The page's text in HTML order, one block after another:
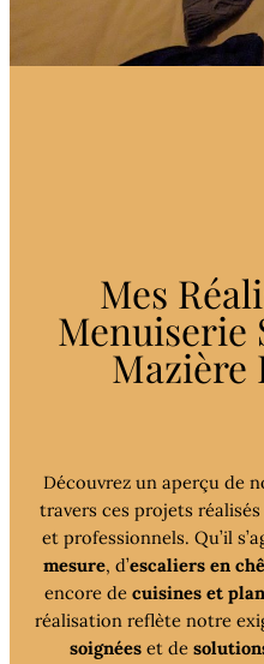
Mes
Menuiserie
Mazière
Découvrez un aperçu de
travers ces projets
et professionnels. Qu’il
mesure, d’escaliers en
encore de cuisines et
réalisation reflète notre
soignéeset de